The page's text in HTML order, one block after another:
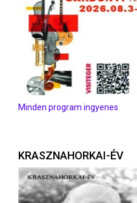
Minden program ingyenes
KRASZNAHORKAI-ÉV